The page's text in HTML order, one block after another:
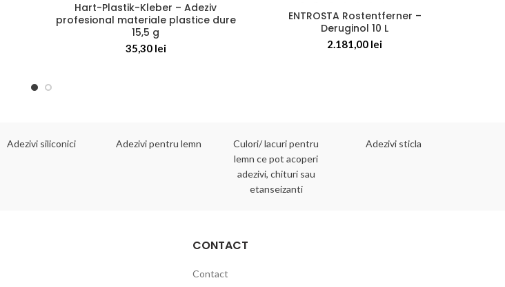
Hart-Plastik-Kleber – Adeziv
profesional materiale plastice dure
15,5 g
35,30 lei
ENTROSTA Rostentferner –
Deruginol 10 L
2.181,00 lei
Adezivi siliconici Adezivi pentru lemn
Culori/ lacuri pentru
lemn ce pot acoperi
adezivi, chituri sau
etanseizanti
Adezivi sticla
CONTACT
Contact